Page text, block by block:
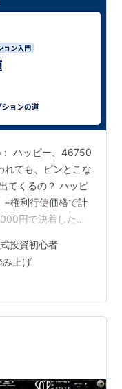
ハッピー、46750
ても、ピンとこな
てくるの？ ハッピ
−権利行使価格で計
円で決着したと
ールオプションが
！ じゃあ、今の
円 = 1,495円
そう！しか…
投資初心者
み上げ